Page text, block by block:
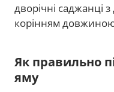
дворічні саджанці
корінням
Як правильно
яму